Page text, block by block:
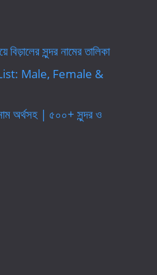
সুন্দর নামের তালিকা
Male, Female &
অর্থসহ | ৫০০+ সুন্দর ও